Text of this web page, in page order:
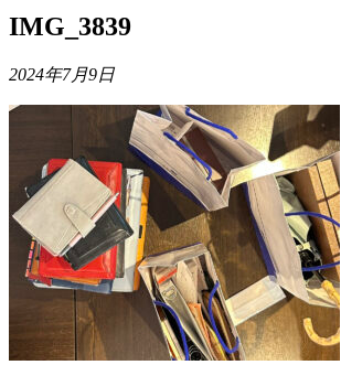
IMG_3839
2024年7月9日